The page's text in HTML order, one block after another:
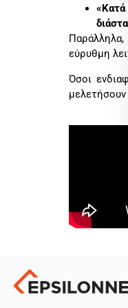
«Κατά
εύρυθμη
Όσοι